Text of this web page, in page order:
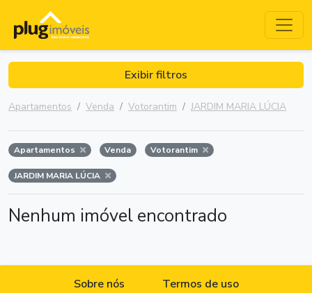
Exibir filtros
Apartamentos Venda Votorantim JARDIM MARIA LÚCIA
Apartamentos Venda Votorantim
JARDIM MARIA LÚCIA
Nenhum imóvel encontrado
Sobre nós
Termos de uso